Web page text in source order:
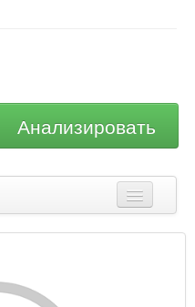
Анализировать